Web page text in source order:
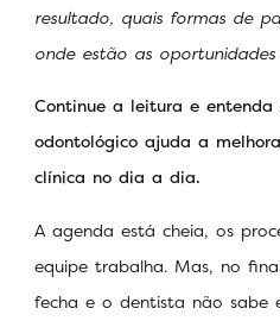
resultado, quais formas de
onde estão as oportunidades
Continue a leitura e
odontológico ajuda a
clínica no dia a dia.
A agenda está cheia, os
equipe trabalha. Mas, no
fecha e o dentista não sabe